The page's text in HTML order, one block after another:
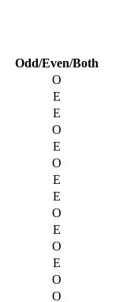
Odd/Even/Both
O
E
E
O
E
O
E
E
O
E
O
E
O
O